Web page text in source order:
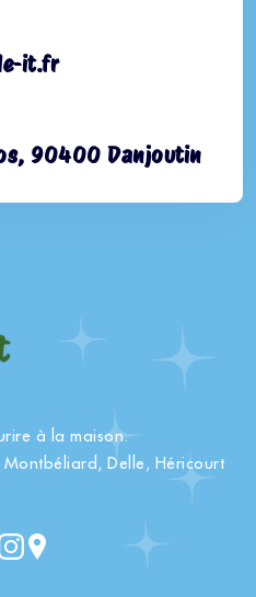
it.fr
90400 Danjoutin
à la maison.
Delle, Héricourt